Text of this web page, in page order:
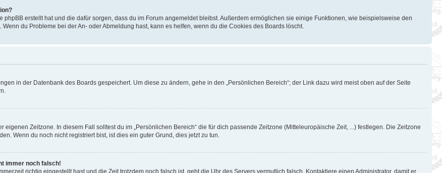
phpBB erstellt hat und die dafür sorgen, dass du im Forum angemeldet bleibst. Außerdem ermöglichen sie einige Funktionen, wie beispielsweise den
Wenn du Probleme bei der An- oder Abmeldung hast, kann es helfen, wenn du die Cookies des Boards löscht.
in der Datenbank des Boards gespeichert. Um diese zu ändern, gehe in den „Persönlichen Bereich“; der Link dazu wird meist oben auf der Seite
Zeitzone. In diesem Fall solltest du im „Persönlichen Bereich“ die für dich passende Zeitzone (Mitteleuropäische Zeit, ...) festlegen. Die Zeitzone
Wenn du noch nicht registriert bist, ist dies ein guter Grund, dies jetzt zu tun.
immer noch falsch!
richtig eingestellt hast und die Zeit trotzdem noch falsch ist, geht die Uhr des Servers vermutlich falsch. Kontaktiere einen Administrator, damit er